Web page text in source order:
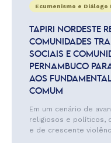
Ecumenismo e
TAPIRI NORDESTE
COMUNIDADES
SOCIAIS E
PERNAMBUCO
AOS
COMUM
Em um cenário de
religiosos e políticos,
e de crescente